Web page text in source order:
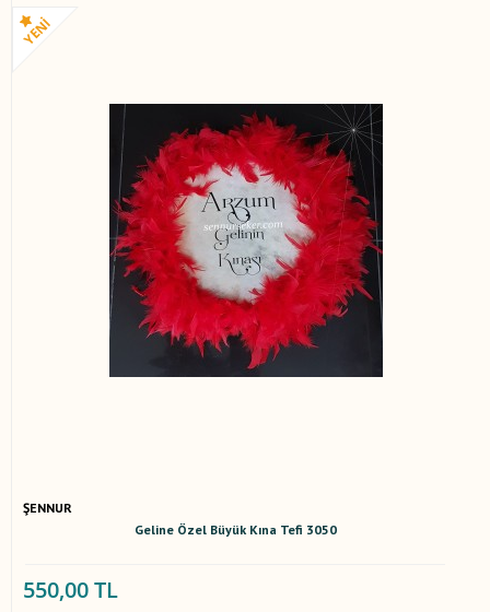
ŞENNUR
Geline Özel Büyük Kına Tefi 3050
550,00 TL